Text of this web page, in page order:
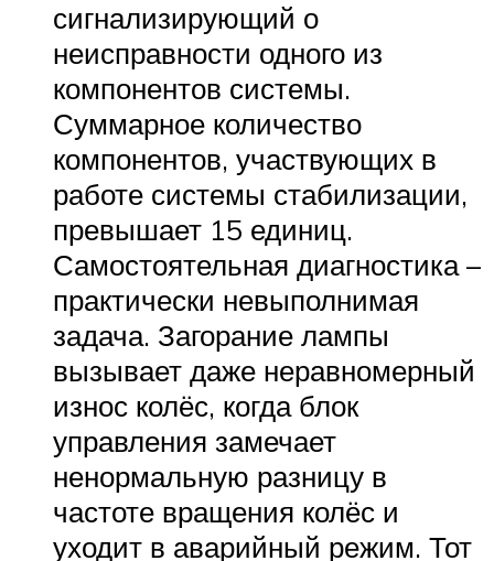
сигнализирующий о
неисправности одного из
компонентов системы.
Суммарное количество
компонентов, участвующих в
работе системы стабилизации,
превышает 15 единиц.
Самостоятельная диагностика –
практически невыполнимая
задача. Загорание лампы
вызывает даже неравномерный
износ колёс, когда блок
управления замечает
ненормальную разницу в
частоте вращения колёс и
уходит в аварийный режим. Тот